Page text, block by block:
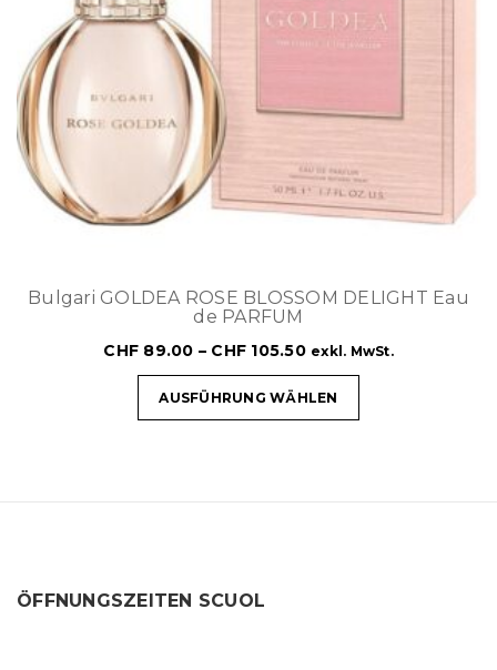
Bulgari GOLDEA ROSE BLOSSOM DELIGHT Eau
de PARFUM
CHF 89.00 – CHF 105.50 exkl. MwSt.
AUSFÜHRUNG WÄHLEN
ÖFFNUNGSZEITEN SCUOL